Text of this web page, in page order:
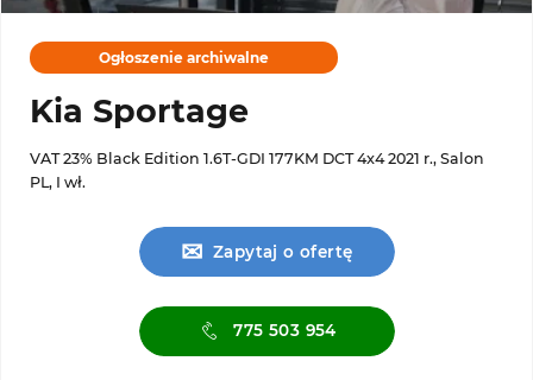
Ogłoszenie archiwalne
Kia Sportage
VAT 23% Black Edition 1.6T-GDI 177KM DCT 4x4 2021 r., Salon
PL, I wł.
✉ Zapytaj o ofertę
775 503 954